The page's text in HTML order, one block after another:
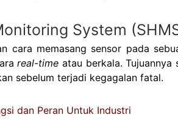
System
cara memasang sensor pada
real-time atau berkala. Tujuannya
sebelum terjadi kegagalan fatal.
dan Peran Untuk Industri